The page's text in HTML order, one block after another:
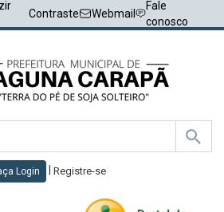
Contraste Webmail
Fale
conosco
Login Registre-se